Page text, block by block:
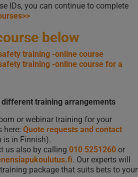
IDs, you can continue to complete
below
training -online course
training -online course for a
training arrangements
or webinar training for your
here: Quote requests and contact
is in Finnish).
us also by calling 010 5251260or
. Our experts will
package that suits bets to your